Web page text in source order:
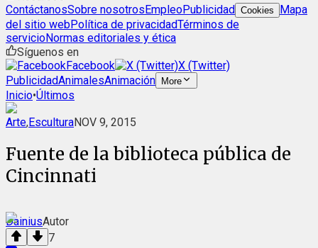
ContáctanosSobre nosotrosEmpleoPublicidad Cookies
Mapa
del sitio webPolítica de privacidadTérminos de
servicioNormas editoriales y ética
Síguenos en
Facebook
X (Twitter)
PublicidadAnimalesAnimación More
Inicio•Últimos
Arte,EsculturaNOV 9, 2015
Fuente de la biblioteca pública de
Cincinnati
DainiusAutor
7